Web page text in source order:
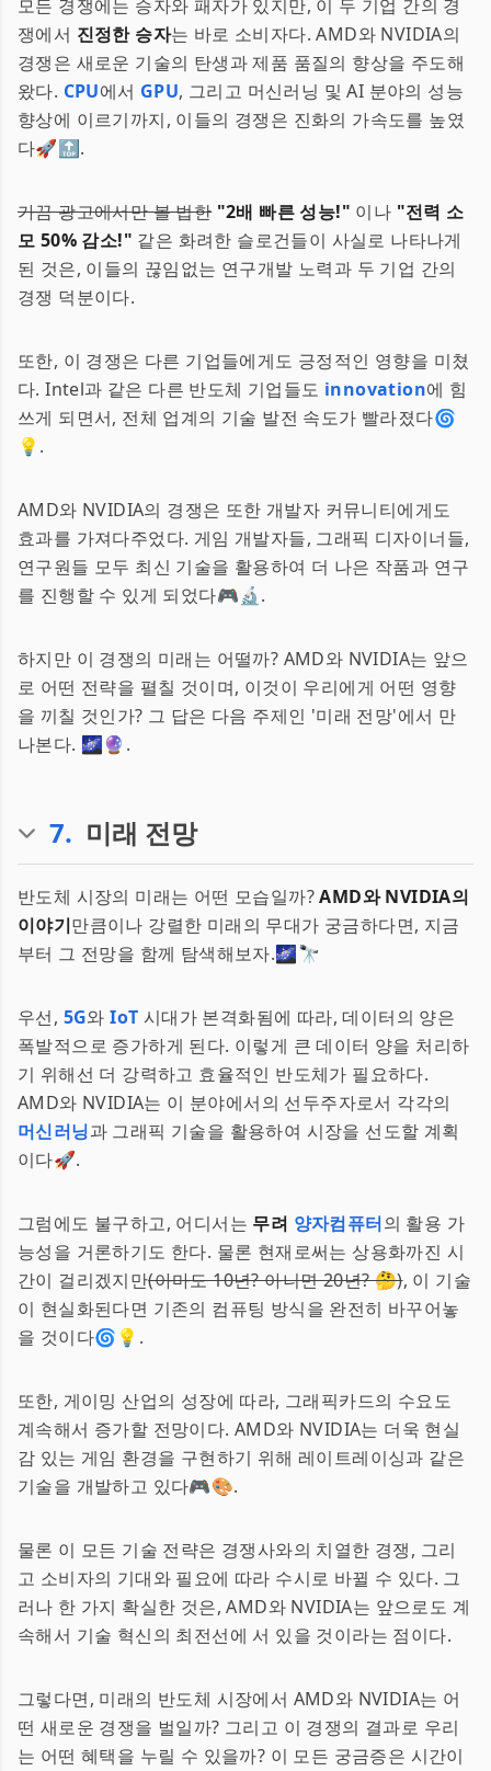
모든 경쟁에는 승자와 패자가 있지만, 이 두 기업 간의 경
쟁에서 진정한 승자는 바로 소비자다. AMD와 NVIDIA의
경쟁은 새로운 기술의 탄생과 제품 품질의 향상을 주도해
왔다. CPU에서 GPU, 그리고 머신러닝 및 AI 분야의 성능
향상에 이르기까지, 이들의 경쟁은 진화의 가속도를 높였
다🚀🔝.
가끔 광고에서만 볼 법한 "2배 빠른 성능!" 이나 "전력 소
모 50% 감소!" 같은 화려한 슬로건들이 사실로 나타나게
된 것은, 이들의 끊임없는 연구개발 노력과 두 기업 간의
경쟁 덕분이다.
또한, 이 경쟁은 다른 기업들에게도 긍정적인 영향을 미쳤
다. Intel과 같은 다른 반도체 기업들도 innovation에 힘
쓰게 되면서, 전체 업계의 기술 발전 속도가 빨라졌다🌀
💡.
AMD와 NVIDIA의 경쟁은 또한 개발자 커뮤니티에게도
효과를 가져다주었다. 게임 개발자들, 그래픽 디자이너들,
연구원들 모두 최신 기술을 활용하여 더 나은 작품과 연구
를 진행할 수 있게 되었다🎮🔬.
하지만 이 경쟁의 미래는 어떨까? AMD와 NVIDIA는 앞으
로 어떤 전략을 펼칠 것이며, 이것이 우리에게 어떤 영향
을 끼칠 것인가? 그 답은 다음 주제인 '미래 전망'에서 만
나본다. 🌌🔮.
7. 미래 전망
반도체 시장의 미래는 어떤 모습일까?AMD와 NVIDIA의
이야기만큼이나 강렬한 미래의 무대가 궁금하다면, 지금
부터 그 전망을 함께 탐색해보자.🌌🔭
우선, 5G와IoT 시대가 본격화됨에 따라, 데이터의 양은
폭발적으로 증가하게 된다. 이렇게 큰 데이터 양을 처리하
기 위해선 더 강력하고 효율적인 반도체가 필요하다.
AMD와 NVIDIA는 이 분야에서의 선두주자로서 각각의
머신러닝과 그래픽 기술을 활용하여 시장을 선도할 계획
이다🚀.
그럼에도 불구하고, 어디서는 무려 양자컴퓨터의 활용 가
능성을 거론하기도 한다. 물론 현재로써는 상용화까진 시
간이 걸리겠지만(아마도 10년? 아니면 20년? 🤔), 이 기술
이 현실화된다면 기존의 컴퓨팅 방식을 완전히 바꾸어놓
을 것이다🌀💡.
또한, 게이밍 산업의 성장에 따라, 그래픽카드의 수요도
계속해서 증가할 전망이다. AMD와 NVIDIA는 더욱 현실
감 있는 게임 환경을 구현하기 위해 레이트레이싱과 같은
기술을 개발하고 있다🎮🎨.
물론 이 모든 기술 전략은 경쟁사와의 치열한 경쟁, 그리
고 소비자의 기대와 필요에 따라 수시로 바뀔 수 있다. 그
러나 한 가지 확실한 것은, AMD와 NVIDIA는 앞으로도 계
속해서 기술 혁신의 최전선에 서 있을 것이라는 점이다.
그렇다면, 미래의 반도체 시장에서 AMD와 NVIDIA는 어
떤 새로운 경쟁을 벌일까? 그리고 이 경쟁의 결과로 우리
는 어떤 혜택을 누릴 수 있을까? 이 모든 궁금증은 시간이